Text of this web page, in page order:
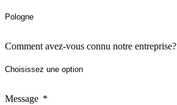
Comment avez-vous connu notre entreprise?
Message